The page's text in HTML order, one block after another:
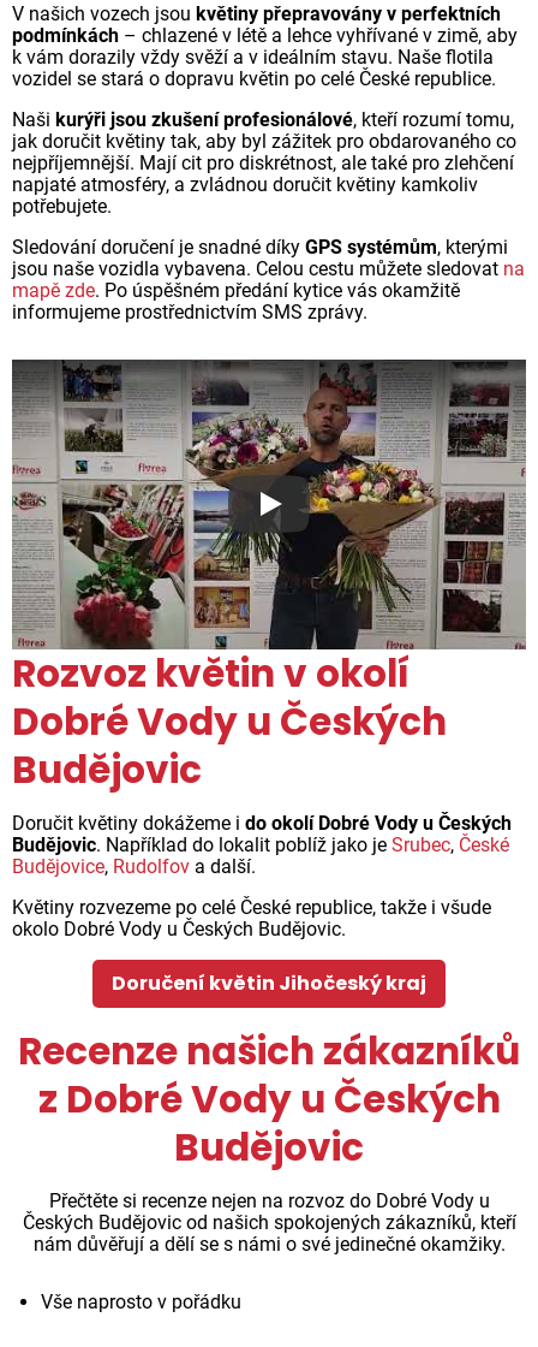
V našich vozech jsou květiny přepravovány v perfektních
podmínkách – chlazené v létě a lehce vyhřívané v zimě, aby
k vám dorazily vždy svěží a v ideálním stavu. Naše flotila
vozidel se stará o dopravu květin po celé České republice.
Naši kurýři jsou zkušení profesionálové, kteří rozumí tomu,
jak doručit květiny tak, aby byl zážitek pro obdarovaného co
nejpříjemnější. Mají cit pro diskrétnost, ale také pro zlehčení
napjaté atmosféry, a zvládnou doručit květiny kamkoliv
potřebujete.
Sledování doručení je snadné díky GPS systémům, kterými
jsou naše vozidla vybavena. Celou cestu můžete sledovat na
mapě zde. Po úspěšném předání kytice vás okamžitě
informujeme prostřednictvím SMS zprávy.
Proč jsou květiny z Florea
Rozvoz květin v okolí
Dobré Vody u Českých
Budějovic
Doručit květiny dokážeme i do okolí Dobré Vody u Českých
Budějovic. Například do lokalit poblíž jako je Srubec, České
Budějovice, Rudolfov a další.
Květiny rozvezeme po celé České republice, takže i všude
okolo Dobré Vody u Českých Budějovic.
Doručení květin Jihočeský kraj
Recenze našich zákazníků
z Dobré Vody u Českých
Budějovic
Přečtěte si recenze nejen na rozvoz do Dobré Vody u
Českých Budějovic od našich spokojených zákazníků, kteří
nám důvěřují a dělí se s námi o své jedinečné okamžiky.
Vše naprosto v pořádku